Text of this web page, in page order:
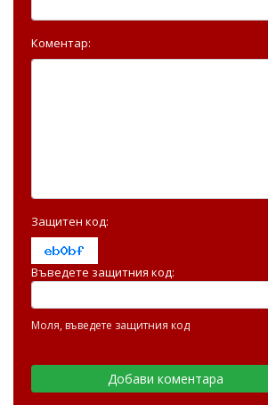
Коментар:
Защитен код:
Въведете защитния код:
Моля, въведете защитния код